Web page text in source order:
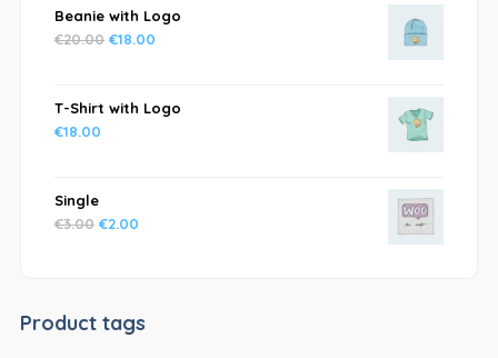
Beanie with Logo
€20.00 €18.00
T-Shirt with Logo
€18.00
Single
€3.00 €2.00
Product tags